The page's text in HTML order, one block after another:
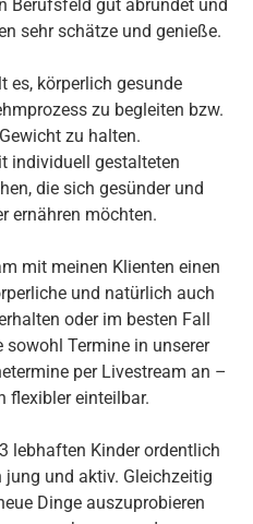
Berufsfeld gut abrundet und
sehr schätze und genieße.
es, körperlich gesunde
zu begleiten bzw.
zu halten.
individuell gestalteten
die sich gesünder und
ernähren möchten.
mit meinen Klienten einen
und natürlich auch
oder im besten Fall
sowohl Termine in unserer
per Livestream an –
flexibler einteilbar.
lebhaften Kinder ordentlich
und aktiv. Gleichzeitig
Dinge auszuprobieren